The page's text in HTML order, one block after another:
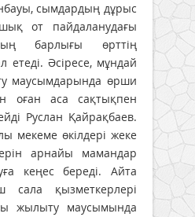
сымдардың дұрыс
от пайдаланудағы
барлығы өрттің
етеді. Әсіресе, мұндай
маусымдарында өрши
оған аса сақтықпен
Руслан Қайрақбаев.
мекеме өкілдері жеке
арнайы мамандар
кеңес береді. Айта
сала қызметкерлері
жылыту маусымында